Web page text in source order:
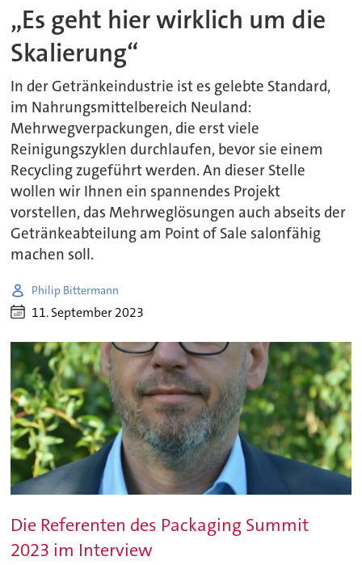
„Es geht hier wirklich um die
Skalierung“
In der Getränkeindustrie ist es gelebte Standard,
im Nahrungsmittelbereich Neuland:
Mehrwegverpackungen, die erst viele
Reinigungszyklen durchlaufen, bevor sie einem
Recycling zugeführt werden. An dieser Stelle
wollen wir Ihnen ein spannendes Projekt
vorstellen, das Mehrweglösungen auch abseits der
Getränkeabteilung am Point of Sale salonfähig
machen soll.
Philip Bittermann
11. September 2023
Die Referenten des Packaging Summit
2023 im Interview